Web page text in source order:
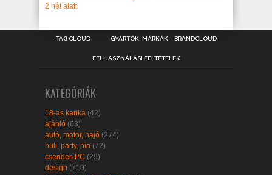
2 hét alatt
TAG CLOUD GYÁRTÓK, MÁRKÁK – BRANDCLOUD
FELHASZNÁLÁSI FELTÉTELEK
KATEGÓRIÁK
18-as karika (42)
ajánló (63)
autó, motor, hajó (274)
buli, party, pia (72)
csendes PC (29)
design (710)